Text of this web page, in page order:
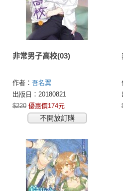
非常男子高校(03)
作者： 吾名翼
出版日：20180821
$220 優惠價174元
不開放訂購